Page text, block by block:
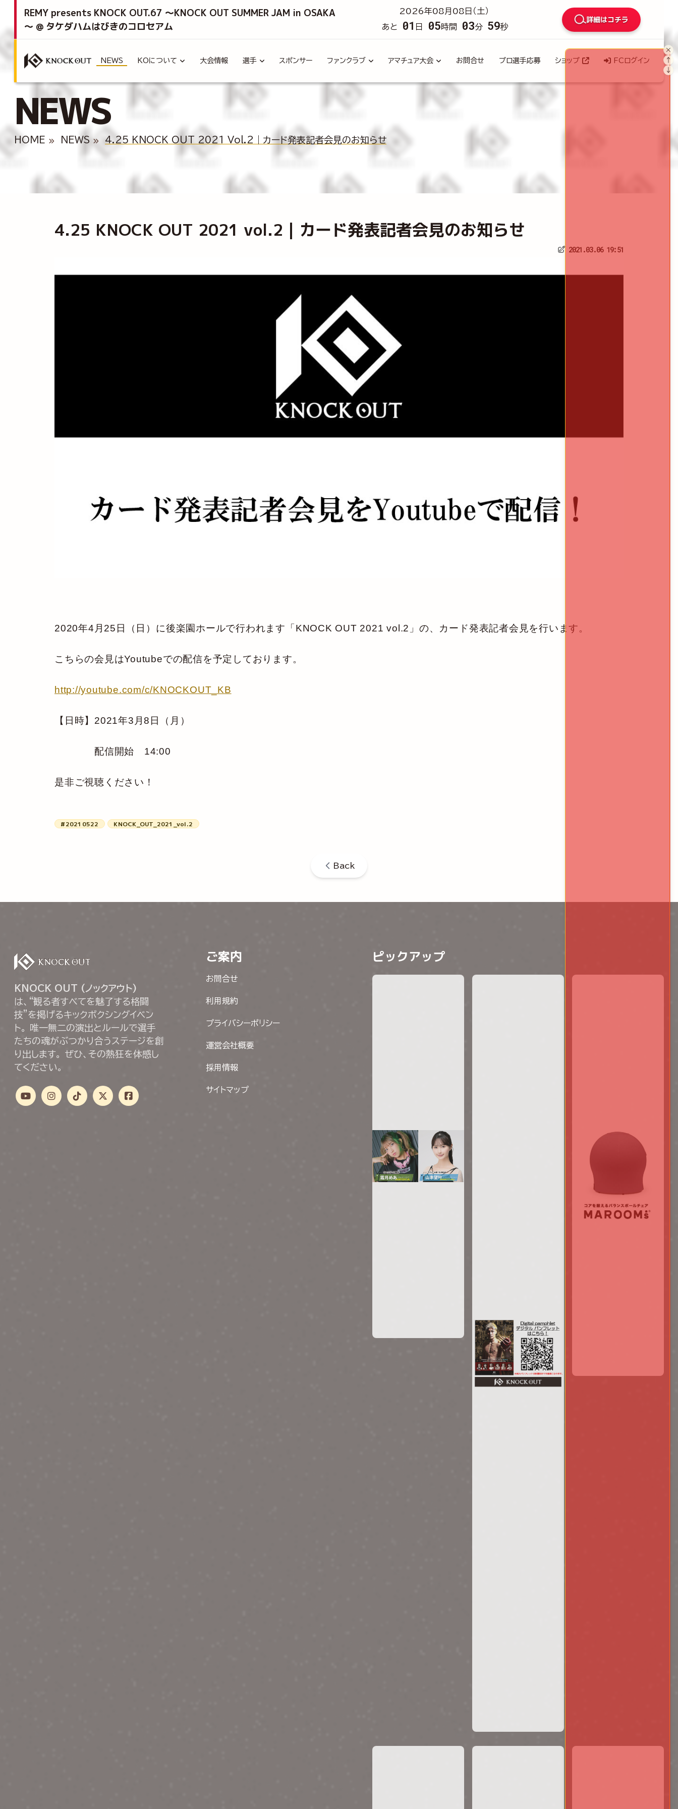
REMY presents KNOCK OUT.67 ～KNOCK OUT SUMMER JAM in OSAKA
～ @ タケダハムはびきのコロセアム
2026年08月08日（土）
あと
01 日 05時間 03分 57秒
詳細はコチラ
NEWS KOについて 大会情報 選手 スポンサー ファンクラブ アマチュア大会 お問合せ プロ選手応募 ショップ FCログイン
NEWS
HOME NEWS 4.25 KNOCK OUT 2021 Vol.2｜カード発表記者会見のお知らせ
4.25 KNOCK OUT 2021 vol.2｜カード発表記者会見のお知らせ
2021.03.06 19:51
2020年4月25日（ 日） に後楽園ホールで行われます「KNOCK OUT 2021 vol.2」の、カード発表記者会見を行います。
こちらの会見はYoutubeでの配信を予定しております。
http://youtube.com/c/KNOCKOUT_KB
【日時】2021年3月8日（月）
配信開始 14:00
是非ご視聴ください！
#20210522 KNOCK_OUT_2021_vol.2
Back
KNOCK OUT (ノックアウト)
は、“観る者すべてを魅了する格闘
技”を掲げるキックボクシングイベン
ト。 唯一無二の演出とルールで選手
たちの魂がぶつかり合うステージを創
り出します。 ぜひ、その熱狂を体感し
てください。
ご案内
お問合せ
利用規約
プライバシーポリシー
運営会社概要
採用情報
サイトマップ
ピックアップ
×
↑
↓